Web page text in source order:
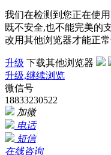
我们在检测到您正在使
既不安全,也不能完美的
改用其他浏览器才能正
升级 下载其他浏览器
升级,继续浏览
微信号
18833230522
加微
电话
短信
在线咨询